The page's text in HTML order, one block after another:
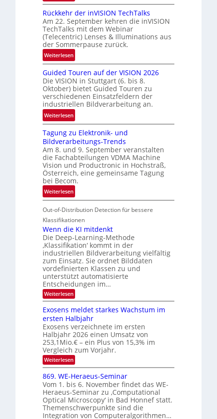
U
n
b
e
g
r
e
z
t
e
M
ö
g
l
i
c
h
k
e
i
t
e
Rückkehr der inVISION TechTalks
Am 22. September kehren die inVISION
TechTalks mit dem Webinar
(Telecentric) Lenses & Illuminations aus
der Sommerpause zurück.
Weiterlesen:
R
ü
c
k
k
e
h
d
e
r
i
n
V
I
S
I
O
N
T
e
c
h
T
a
l
k
s
Guided Touren auf der VISION 2026
Die VISION in Stuttgart (6. bis 8.
Oktober) bietet Guided Touren zu
verschiedenen Einsatzfeldern der
industriellen Bildverarbeitung an.
Weiterlesen:
G
u
i
d
e
d
T
o
u
r
a
u
d
e
r
V
I
S
I
O
N
2
0
2
6
Tagung zu Elektronik- und
Bildverarbeitungs-Trends
Am 8. und 9. September veranstalten
die Fachabteilungen VDMA Machine
Vision und Productronic in Hochstraß,
Österreich, eine gemeinsame Tagung
bei Becom.
Weiterlesen:
T
a
g
u
n
g
z
u
E
l
e
k
t
r
o
n
i
k
-
u
n
d
B
i
Out-of-Distribution Detection für bessere
Klassifikationen
Wenn die KI mitdenkt
Die Deep-Learning-Methode
‚Klassifikation‘ kommt in der
industriellen Bildverarbeitung vielfältig
zum Einsatz. Sie ordnet Bilddaten
vordefinierten Klassen zu und
unterstützt automatisierte
Entscheidungen im…
Weiterlesen:
W
n
n
d
i
e
K
I
m
i
t
d
e
n
k
t
Exosens meldet starkes Wachstum im
ersten Halbjahr
Exosens verzeichnete im ersten
Halbjahr 2026 einen Umsatz von
253,1Mio.€ – ein Plus von 15,3% im
Vergleich zum Vorjahr.
Weiterlesen:
E
x
o
s
e
n
s
m
869. WE-Heraeus-Seminar
Vom 1. bis 6. November findet das WE-
Heraeus-Seminar zu ‚Computational
Optical Microscopy‘ in Bad Honnef statt.
Themenschwerpunkte sind die
Integration von Computeralgorithmen…